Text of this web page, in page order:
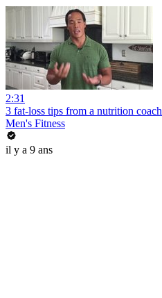
2:31
3 fat-loss tips from a nutrition coach
Men's Fitness
il y a 9 ans